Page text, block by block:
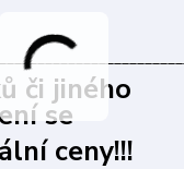
či jiného
se
ceny!!!